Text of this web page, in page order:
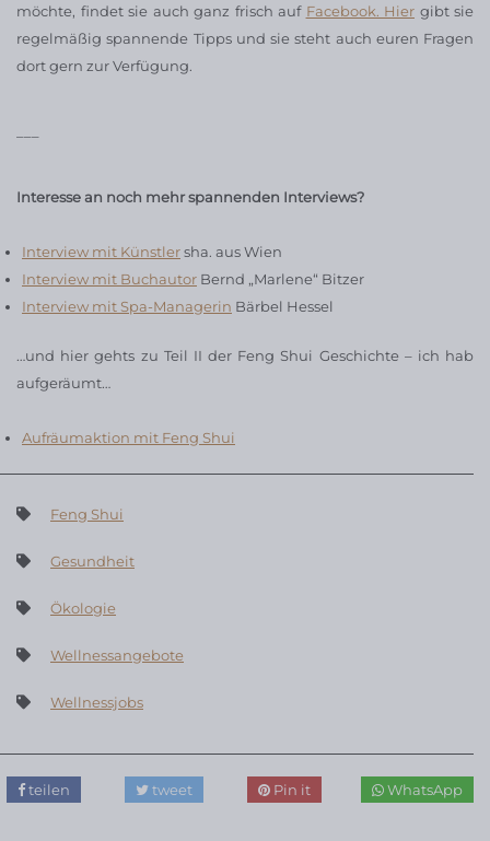
möchte, findet sie auch ganz frisch auf Facebook. Hier gibt sie
regelmäßig spannende Tipps und sie steht auch euren Fragen
dort gern zur Verfügung.
Interesse an noch mehr spannenden Interviews?
Interview mit Künstlersha. aus Wien
Interview mit Buchautor Bernd „Marlene“ Bitzer
Interview mit Spa-Managerin Bärbel Hessel
…und hier gehts zu Teil II der Feng Shui Geschichte – ich hab
aufgeräumt…
Aufräumaktion mit Feng Shui
Feng Shui
Gesundheit
Ökologie
Wellnessangebote
Wellnessjobs
teilen tweet Pin it WhatsApp